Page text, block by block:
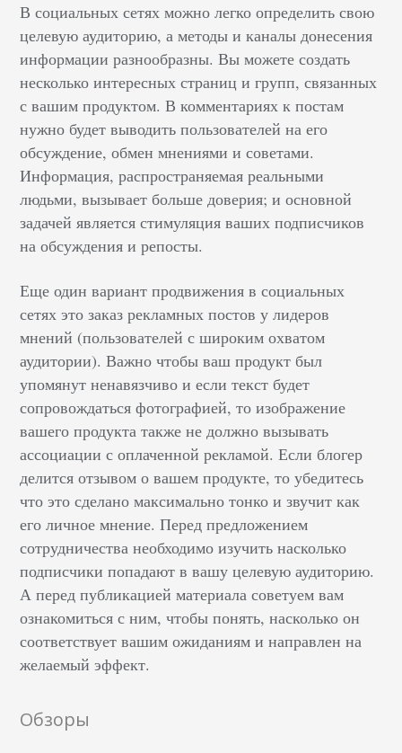
В социальных сетях можно легко определить свою
целевую аудиторию, а методы и каналы донесения
информации разнообразны. Вы можете создать
несколько интересных страниц и групп, связанных
с вашим продуктом. В комментариях к постам
нужно будет выводить пользователей на его
обсуждение, обмен мнениями и советами.
Информация, распространяемая реальными
людьми, вызывает больше доверия; и основной
задачей является стимуляция ваших подписчиков
на обсуждения и репосты.
Еще один вариант продвижения в социальных
сетях это заказ рекламных постов у лидеров
мнений (пользователей с широким охватом
аудитории). Важно чтобы ваш продукт был
упомянут ненавязчиво и если текст будет
сопровождаться фотографией, то изображение
вашего продукта также не должно вызывать
ассоциации с оплаченной рекламой. Если блогер
делится отзывом о вашем продукте, то убедитесь
что это сделано максимально тонко и звучит как
его личное мнение. Перед предложением
сотрудничества необходимо изучить насколько
подписчики попадают в вашу целевую аудиторию.
А перед публикацией материала советуем вам
ознакомиться с ним, чтобы понять, насколько он
соответствует вашим ожиданиям и направлен на
желаемый эффект.
Обзоры